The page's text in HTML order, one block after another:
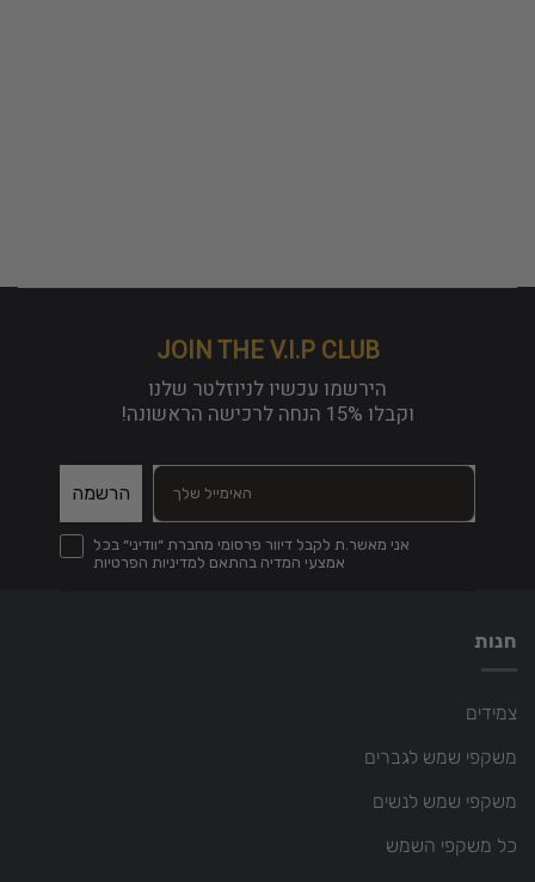
JOIN THE V.I.P CLUB
הירשמו עכשיו לניוזלטר שלנו
וקבלו 15% הנחה לרכישה הראשונה!
הרשמה
דיוור פרסומי מחברת ״וודיני״ בכל אמצעי המדיה והכל בהתאם לתקנון
אני מאשר.ת לקבל דיוור פרסומי מחברת ״וודיני״ בכל
אמצעי המדיה בהתאם למדיניות הפרטיות
חנות
צמידים
משקפי שמש לגברים
משקפי שמש לנשים
כל משקפי השמש